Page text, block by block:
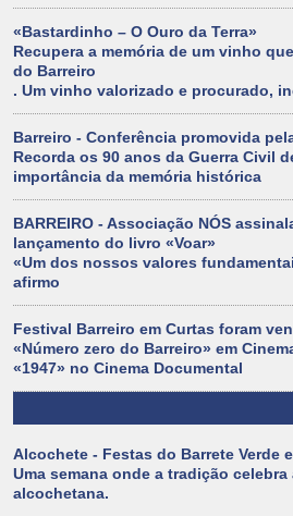
«Bastardinho – O Ouro da Terra»
Recupera a memória de um vinho
do Barreiro
. Um vinho valorizado e procurado,
Barreiro - Conferência promovida
Recorda os 90 anos da Guerra Civil
importância da memória histórica
BARREIRO - Associação NÓS
lançamento do livro «Voar»
«Um dos nossos valores
afirmo
Festival Barreiro em Curtas foram
«Número zero do Barreiro» em
«1947» no Cinema Documental
Alcochete - Festas do Barrete Verde
Uma semana onde a tradição
alcochetana.